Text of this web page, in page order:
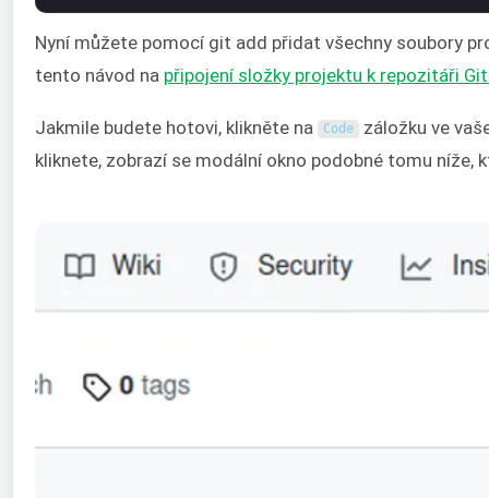
Nyní můžete pomocí git add přidat všechny soubory
tento návod na připojení složky projektu k repozitáři
Jakmile budete hotovi, klikněte na Code záložku ve
kliknete, zobrazí se modální okno podobné tomu